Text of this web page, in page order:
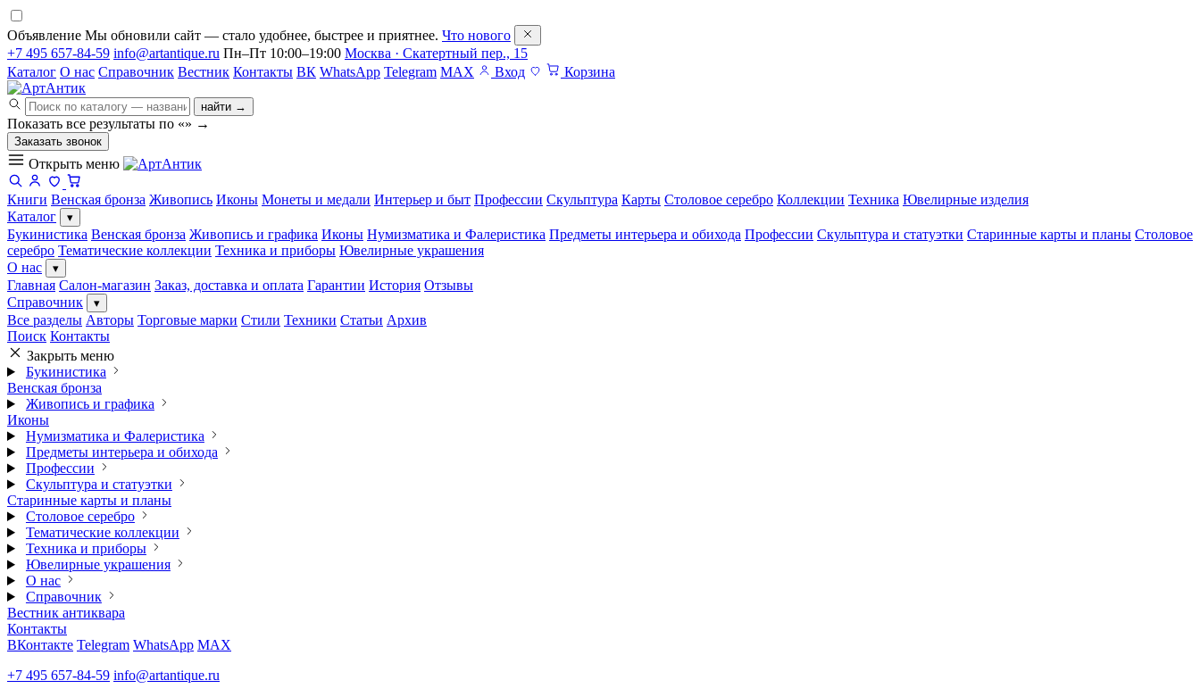
Объявление Мы обновили сайт — стало удобнее, быстрее и приятнее. Что нового
+7 495 657-84-59 info@artantique.ru Пн–Пт 10:00–19:00 Москва · Скатертный пер., 15
Каталог О нас Справочник Вестник Контакты ВК WhatsApp Telegram MAX Вход Корзина
найти →
Показать все результаты по «» →
Заказать звонок
Открыть меню
Книги Венская бронза Живопись Иконы Монеты и медали Интерьер и быт Профессии Скульптура Карты Столовое серебро Коллекции Техника Ювелирные изделия
Каталог
▾
Букинистика Венская бронза Живопись и графика Иконы Нумизматика и Фалеристика Предметы интерьера и обихода Профессии Скульптура и статуэтки Старинные карты и планы Столовое
серебро Тематические коллекции Техника и приборы Ювелирные украшения
О нас
▾
Главная Салон-магазин Заказ, доставка и оплата Гарантии История Отзывы
Справочник
▾
Все разделы Авторы Торговые марки Стили Техники Статьи Архив
Поиск Контакты
Закрыть меню
Букинистика
Венская бронза
Живопись и графика
Иконы
Нумизматика и Фалеристика
Предметы интерьера и обихода
Профессии
Скульптура и статуэтки
Старинные карты и планы
Столовое серебро
Тематические коллекции
Техника и приборы
Ювелирные украшения
О нас
Справочник
Вестник антиквара
Контакты
ВКонтакте Telegram WhatsApp MAX
+7 495 657-84-59 info@artantique.ru